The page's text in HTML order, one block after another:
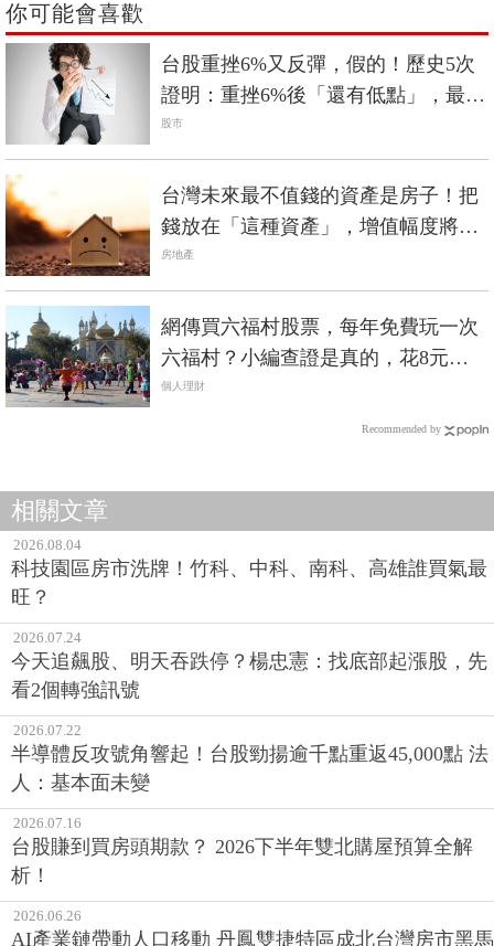
你可能會喜歡
台股重挫6%又反彈，假的！歷史5次
證明：重挫6%後「還有低點」，最低
曾到3千點！
股市
台灣未來最不值錢的資產是房子！把
錢放在「這種資產」，增值幅度將是
房子的1.5倍
房地產
網傳買六福村股票，每年免費玩一次
六福村？小編查證是真的，花8元買1
股也行
個人理財
Recommended by
相關文章
2026.08.04
科技園區房市洗牌！竹科、中科、南科、高雄誰買氣最
旺？
2026.07.24
今天追飆股、明天吞跌停？楊忠憲：找底部起漲股，先
看2個轉強訊號
2026.07.22
半導體反攻號角響起！台股勁揚逾千點重返45,000點 法
人：基本面未變
2026.07.16
台股賺到買房頭期款？ 2026下半年雙北購屋預算全解
析！
2026.06.26
AI產業鏈帶動人口移動 丹鳳雙捷特區成北台灣房市黑馬